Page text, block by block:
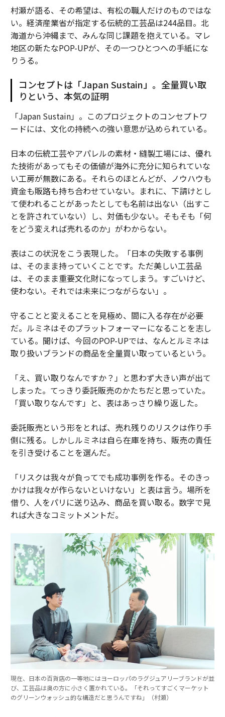
村瀬が語る、その希望は、有松の職人だけのものではな
い。経済産業省が指定する伝統的工芸品は244品目。北
海道から沖縄まで、みんな同じ課題を抱えている。マレ
地区の新たなPOP-UPが、その一つひとつへの手紙にな
りうる。
コンセプトは「Japan Sustain」。全量買い取
りという、本気の証明
「Japan Sustain」。このプロジェクトのコンセプトワ
ードには、文化の持続への強い意思が込められている。
日本の伝統工芸やアパレルの素材・縫製工場には、優れ
た技術があってもその価値が海外に充分に知られていな
い工房が無数にある。それらのほとんどが、ノウハウも
資金も販路も持ち合わせていない。まれに、下請けとし
て使われることがあったとしても名前は出ない（出すこ
とを許されていない）し、対価も少ない。そもそも「何
をどう変えれば売れるのか」がわからない。
表はこの状況をこう表現した。「日本の失敗する事例
は、そのまま持っていくことです。ただ美しい工芸品
は、そのまま重要文化財になってしまう。すごいけど、
使わない。それでは未来につながらない」。
守ることと変えることを見極め、間に入る存在が必要
だ。ルミネはそのプラットフォーマーになることを志し
ている。聞けば、今回のPOP-UPでは、なんとルミネは
取り扱いブランドの商品を全量買い取っているという。
「え、買い取りなんですか？」と思わず大きい声が出て
しまった。てっきり委託販売のかたちだと思っていた。
「買い取りなんです」と、表はあっさり繰り返した。
委託販売という形をとれば、売れ残りのリスクは作り手
側に残る。しかしルミネは自ら在庫を持ち、販売の責任
を引き受けることを選んだ。
「リスクは我々が負ってでも成功事例を作る。そのきっ
かけは我々が作らないといけない」と表は言う。場所を
借り、人をパリに送り込み、商品を買い取る。数字で見
れば大きなコミットメントだ。
現在、日本の百貨店の一等地にはヨーロッパのラグジュアリーブランドが並
び、工芸品は奥の方に小さく置かれている。「それってすごくマーケット
のグリーンウォッシュ的な構造だと思うんですね」（村瀬）